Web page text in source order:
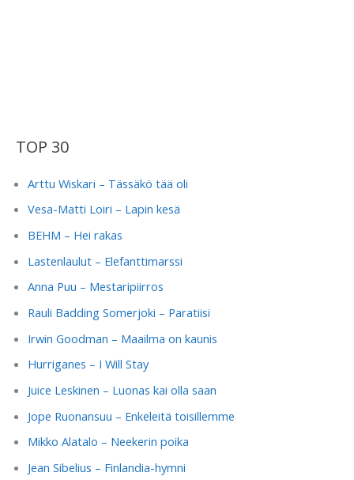
TOP 30
Arttu Wiskari – Tässäkö tää oli
Vesa-Matti Loiri – Lapin kesä
BEHM – Hei rakas
Lastenlaulut – Elefanttimarssi
Anna Puu – Mestaripiirros
Rauli Badding Somerjoki – Paratiisi
Irwin Goodman – Maailma on kaunis
Hurriganes – I Will Stay
Juice Leskinen – Luonas kai olla saan
Jope Ruonansuu – Enkeleitä toisillemme
Mikko Alatalo – Neekerin poika
Jean Sibelius – Finlandia-hymni